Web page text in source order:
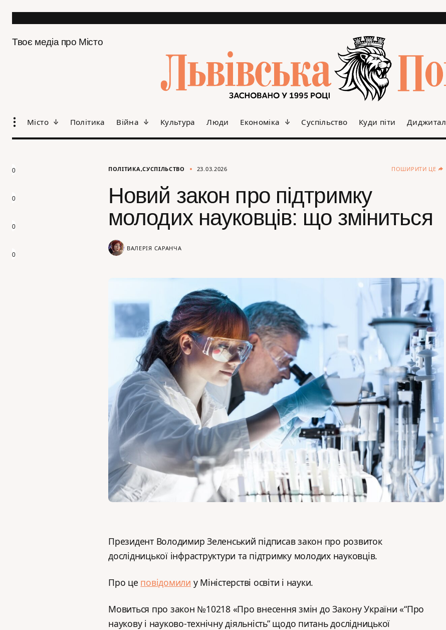
Твоє медіа про Місто
Місто Політика Війна Культура Люди Економіка Суспільство Куди піти Диджитал
ПОЛІТИКА СУСПІЛЬСТВО 23.03.2026 ПОШИРИТИ ЦЕ
Новий закон про підтримку
молодих науковців: що зміниться
ВАЛЕРІЯ САРАНЧА
Президент Володимир Зеленський підписав закон про розвиток
дослідницької інфраструктури та підтримку молодих науковців.
Про це повідомили у Міністерстві освіти і науки.
Мовиться про закон №10218 «Про внесення змін до Закону України «“Про
наукову і науково-технічну діяльність” щодо питань дослідницької
0
0
0
0